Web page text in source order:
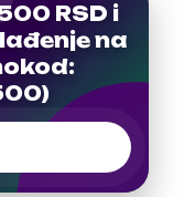
RSD i
na